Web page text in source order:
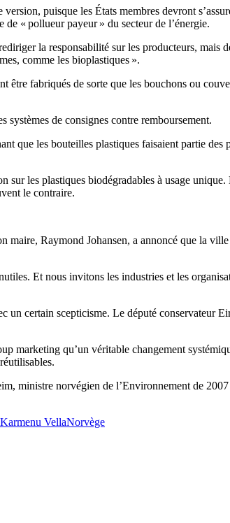
puisque les États membres devront
« pollueur payeur » du secteur de l’énergie.
la responsabilité sur les producteurs, mais
comme les bioplastiques ».
être fabriqués de sorte que les bouchons ou
systèmes de consignes contre remboursement.
que les bouteilles plastiques faisaient partie
les plastiques biodégradables à usage
le contraire.
Raymond Johansen, a annoncé que la
Et nous invitons les industries et les
un certain scepticisme. Le député conservateur
marketing qu’un véritable changement
ministre norvégien de l’Environnement de
Karmenu VellaNorvège